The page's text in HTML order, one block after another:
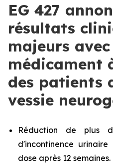
EG 427
résultats
majeurs avec
médicament
des patients
vessie
Réduction de plus
d'incontinence
dose après 12 semaines.